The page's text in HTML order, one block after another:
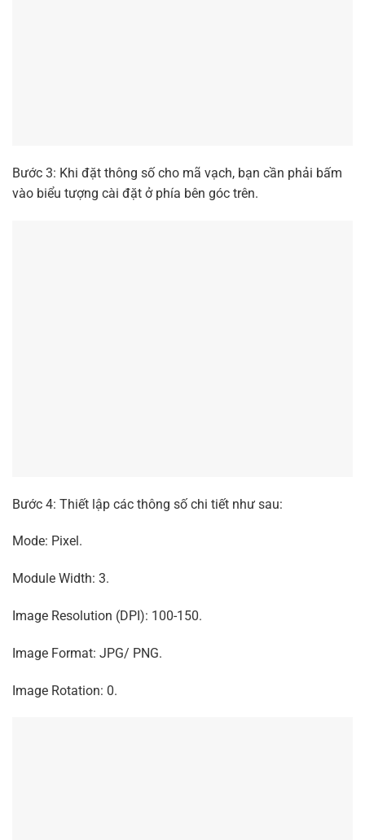
Bước 3: Khi đặt thông số cho mã vạch, bạn cần phải bấm
vào biểu tượng cài đặt ở phía bên góc trên.
Bước 4: Thiết lập các thông số chi tiết như sau:
Mode: Pixel.
Module Width: 3.
Image Resolution (DPI): 100-150.
Image Format: JPG/ PNG.
Image Rotation: 0.